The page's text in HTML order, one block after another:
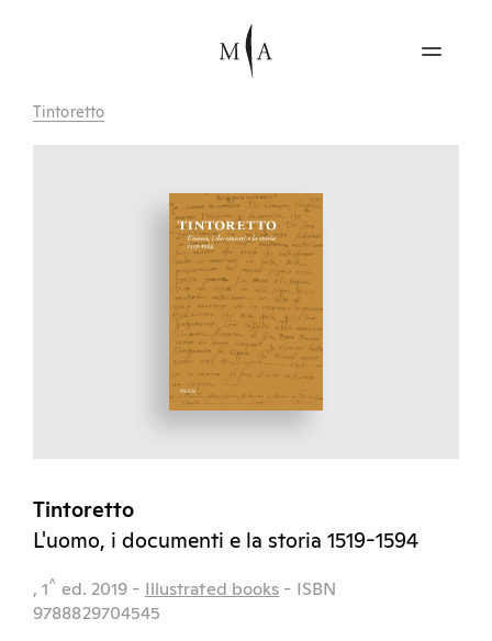
Tintoretto
Tintoretto
L'uomo, i documenti e la storia 1519-1594
, 1^ ed. 2019 - Illustrated books - ISBN
9788829704545